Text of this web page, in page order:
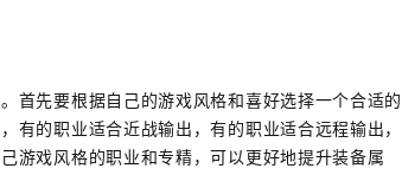
首先要根据自己的游戏风格和喜好选择一个合适的
的职业适合近战输出，有的职业适合远程输出，
游戏风格的职业和专精，可以更好地提升装备属